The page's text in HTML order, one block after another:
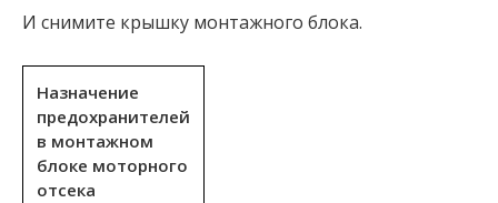
И снимите крышку монтажного блока.
Назначение
предохранителей
в монтажном
блоке моторного
отсека